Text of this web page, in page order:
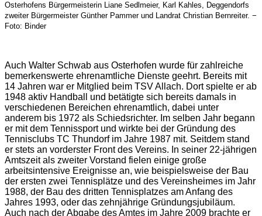
Osterhofens Bürgermeisterin Liane Sedlmeier, Karl Kahles, Deggendorfs
zweiter Bürgermeister Günther Pammer und Landrat Christian Bernreiter. −
Foto: Binder
Auch Walter Schwab aus Osterhofen wurde für zahlreiche
bemerkenswerte ehrenamtliche Dienste geehrt. Bereits mit
14 Jahren war er Mitglied beim TSV Allach. Dort spielte er ab
1948 aktiv Handball und betätigte sich bereits damals in
verschiedenen Bereichen ehrenamtlich, dabei unter
anderem bis 1972 als Schiedsrichter. Im selben Jahr begann
er mit dem Tennissport und wirkte bei der Gründung des
Tennisclubs TC Thundorf im Jahre 1987 mit. Seitdem stand
er stets an vorderster Front des Vereins. In seiner 22-jährigen
Amtszeit als zweiter Vorstand fielen einige große
arbeitsintensive Ereignisse an, wie beispielsweise der Bau
der ersten zwei Tennisplätze und des Vereinsheimes im Jahr
1988, der Bau des dritten Tennisplatzes am Anfang des
Jahres 1993, oder das zehnjährige Gründungsjubiläum.
Auch nach der Abgabe des Amtes im Jahre 2009 brachte er